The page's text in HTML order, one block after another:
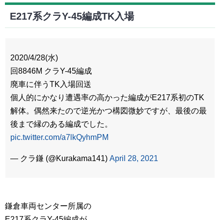
E217系クラY-45編成TK入場
2020/4/28(水)
回8846M クラY-45編成
廃車に伴うTK入場回送
個人的にかなり遭遇率の高かった編成がE217系初のTK
解体。偶然来たので逆光かつ構図微妙ですが、最後の最
後まで縁のある編成でした。
pic.twitter.com/a7lkQyhmPM
— クラ鎌 (@Kurakama141) April 28, 2021
鎌倉車両センター所属の